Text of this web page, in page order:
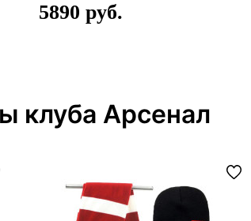
5890
клуба Арсенал